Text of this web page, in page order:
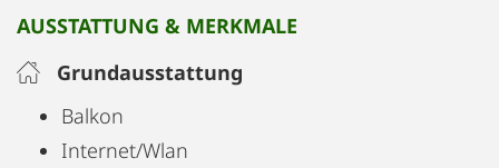
AUSSTATTUNG & MERKMALE
Grundausstattung
Balkon
Internet/Wlan